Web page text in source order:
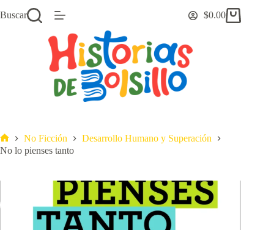
al
Buscar
Carro
$0.00
Inicio
No Ficción
Desarrollo Humano y Superación
No lo pienses tanto